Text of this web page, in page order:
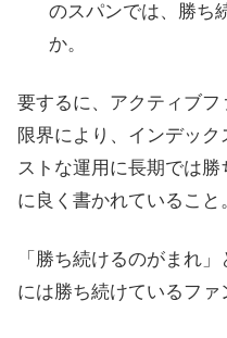
のスパンでは、勝ち
か。
要するに、アクティブ
限界により、インデッ
ストな運用に長期では
に良く書かれていること
「勝ち続けるのがまれ
には勝ち続けているファ